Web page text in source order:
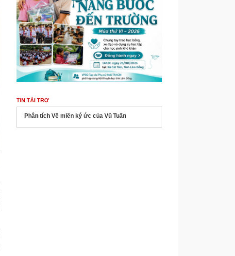
TIN TÀI TRỢ
Phân tích Về miền ký ức của Vũ Tuấn